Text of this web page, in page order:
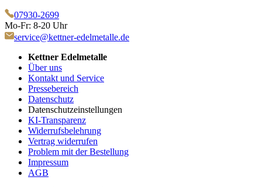
07930-2699
Mo-Fr: 8-20 Uhr
service@kettner-edelmetalle.de
Kettner Edelmetalle
Über uns
Kontakt und Service
Pressebereich
Datenschutz
Datenschutzeinstellungen
KI-Transparenz
Widerrufsbelehrung
Vertrag widerrufen
Problem mit der Bestellung
Impressum
AGB